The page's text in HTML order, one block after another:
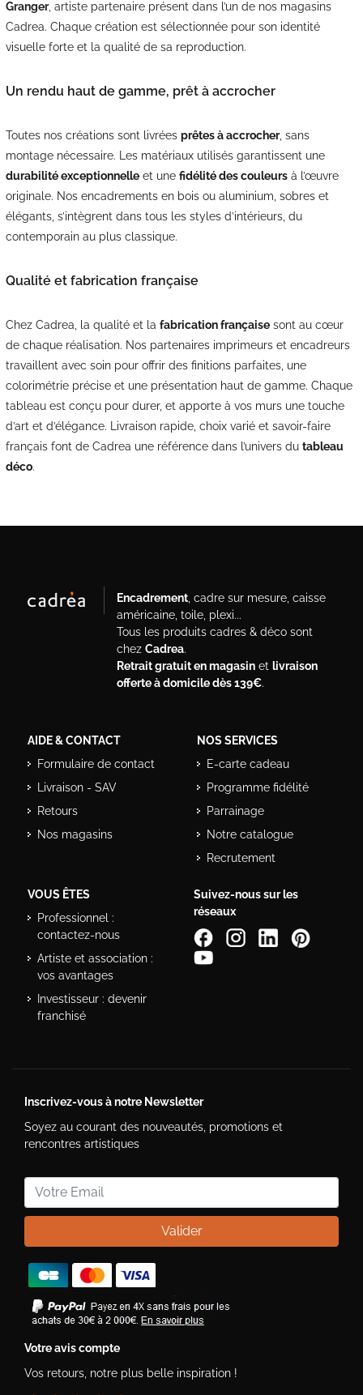
Granger, artiste partenaire présent dans l’un de nos magasins
Cadrea. Chaque création est sélectionnée pour son identité
visuelle forte et la qualité de sa reproduction.
Un rendu haut de gamme, prêt à accrocher
Toutes nos créations sont livrées prêtes à accrocher, sans
montage nécessaire. Les matériaux utilisés garantissent une
durabilité exceptionnelleet une fidélité des couleursà l’œuvre
originale. Nos encadrements en bois ou aluminium, sobres et
élégants, s’intègrent dans tous les styles d’intérieurs, du
contemporain au plus classique.
Qualité et fabrication française
Chez Cadrea, la qualité et la fabrication françaisesont au cœur
de chaque réalisation. Nos partenaires imprimeurs et encadreurs
travaillent avec soin pour offrir des finitions parfaites, une
colorimétrie précise et une présentation haut de gamme. Chaque
tableau est conçu pour durer, et apporte à vos murs une touche
d’art et d’élégance. Livraison rapide, choix varié et savoir-faire
français font de Cadrea une référence dans l’univers du tableau
déco.
Encadrement, cadre sur mesure, caisse
américaine, toile, plexi...
Tous les produits cadres & déco sont
chez Cadrea.
Retrait gratuit en magasinet livraison
offerte à domicile dès 139€.
AIDE & CONTACT
Formulaire de contact
Livraison - SAV
Retours
Nos magasins
NOS SERVICES
E-carte cadeau
Programme fidélité
Parrainage
Notre catalogue
Recrutement
VOUS ÊTES
Professionnel :
contactez-nous
Artiste et association :
vos avantages
Investisseur : devenir
franchisé
Suivez-nous sur les
réseaux
Inscrivez-vous à notre Newsletter
Soyez au courant des nouveautés, promotions et
rencontres artistiques
Valider
Votre avis compte
Vos retours, notre plus belle inspiration !